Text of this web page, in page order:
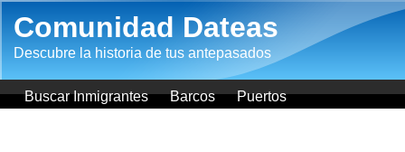
Comunidad Dateas
Descubre la historia de tus antepasados
Buscar Inmigrantes Barcos Puertos